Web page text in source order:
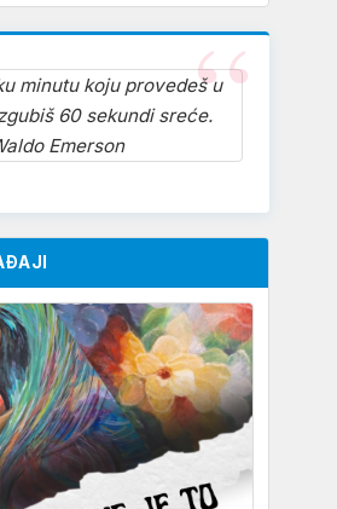
minutu koju provedeš u
60 sekundi sreće.
Emerson